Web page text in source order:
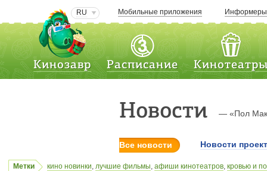
RU Мобильные приложения Информеры
Кинозавр Расписание
Новости — «Пол
Все новости Новости
Метки кино новинки, лучшие фильмы, афиши кинотеатров, кровью и